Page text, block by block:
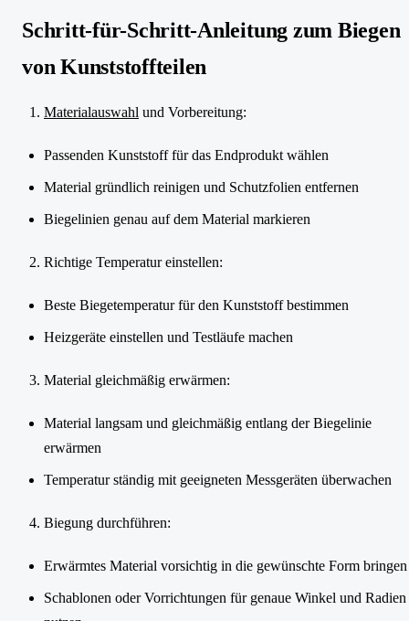
Schritt-für-Schritt-Anleitung zum Biegen
von Kunststoffteilen
Materialauswahl und Vorbereitung:
Passenden Kunststoff für das Endprodukt wählen
Material gründlich reinigen und Schutzfolien entfernen
Biegelinien genau auf dem Material markieren
Richtige Temperatur einstellen:
Beste Biegetemperatur für den Kunststoff bestimmen
Heizgeräte einstellen und Testläufe machen
Material gleichmäßig erwärmen:
Material langsam und gleichmäßig entlang der Biegelinie
erwärmen
Temperatur ständig mit geeigneten Messgeräten überwachen
Biegung durchführen:
Erwärmtes Material vorsichtig in die gewünschte Form bringen
Schablonen oder Vorrichtungen für genaue Winkel und Radien